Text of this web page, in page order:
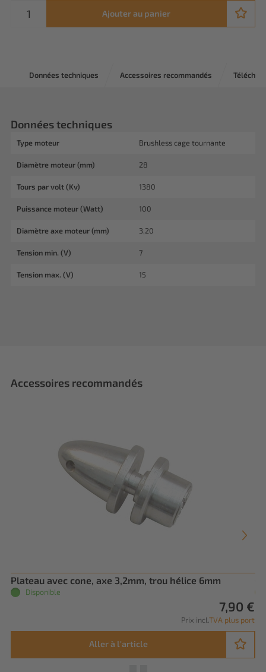
Ajouter au panier
Données techniques Accessoires recommandés
Données techniques
Type moteur Brushless cage tournante
Diamètre moteur (mm) 28
Tours par volt (Kv) 1380
Puissance moteur (Watt) 100
Diamètre axe moteur (mm) 3,20
Tension min. (V) 7
Tension max. (V) 15
Accessoires recommandés
Plateau avec cone, axe 3,2mm, trou hélice 6mm
Disponible
7,90 €
Prix incl.TVA plus port
Aller à l'article